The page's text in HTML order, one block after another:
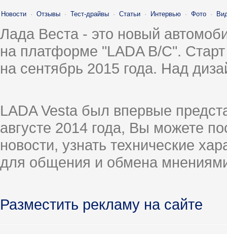
Новости · Отзывы · Тест-драйвы · Статьи · Интервью · Фото ·
Лада Веста - это новый
на платформе "LADA B/C".
на сентябрь 2015 года. Над
LADA Vesta был впервые
августе 2014 года, Вы можете
новости, узнать технические
для общения и обмена
Разместить рекламу на сайте